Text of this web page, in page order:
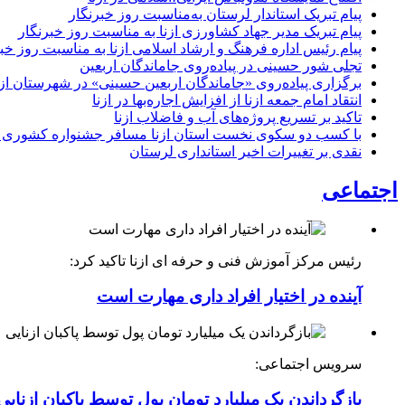
پیام تبریک استاندار لرستان به‌مناسبت روز خبرنگار
پیام تبریک مدیر جهاد کشاورزی ازنا به مناسبت روز خبرنگار
پیام رئیس اداره فرهنگ و ارشاد اسلامی ازنا به مناسبت روز
تجلی شور حسینی در پیاده‌روی جاماندگان اربعین
برگزاری پیاده‌روی «جاماندگان اربعین حسینی» در شهرستان
انتقاد امام جمعه ازنا از افزایش اجاره‌بها در ازنا
تاکید بر تسریع پروژه‌های آب و فاضلاب ازنا
با کسب دو سکوی نخست استان ازنا مسافر جشنواره کشوری
نقدی بر تغییرات اخیر استانداری لرستان
اجتماعی
رئیس مرکز آموزش فنی و حرفه ای ازنا تاکید کرد:
آینده در اختیار افراد داری مهارت است
سرویس اجتماعی:
بازگرداندن یک میلیارد تومان پول توسط پاکبان